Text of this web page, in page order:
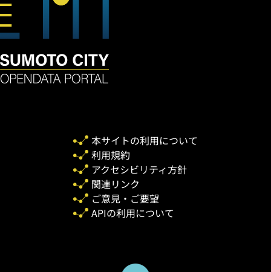
本サイトの利用について
利用規約
アクセシビリティ方針
関連リンク
ご意見・ご要望
APIの利用について